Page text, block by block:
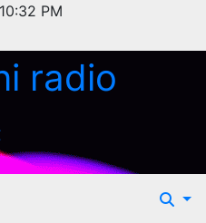
PM
radio